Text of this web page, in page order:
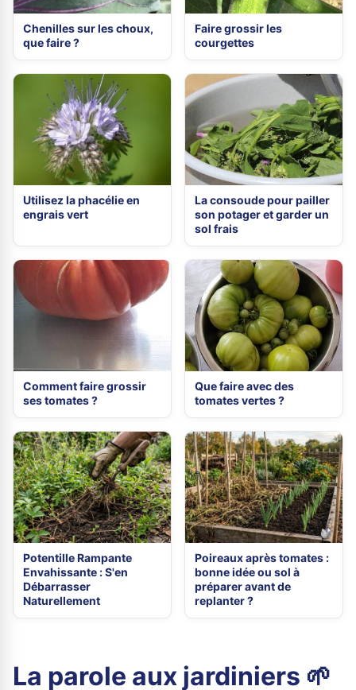
Chenilles sur les choux,
que faire ?
Faire grossir les
courgettes
Utilisez la phacélie en
engrais vert
La consoude pour pailler
son potager et garder un
sol frais
Comment faire grossir
ses tomates ?
Que faire avec des
tomates vertes ?
Potentille Rampante
Envahissante : S'en
Débarrasser
Naturellement
Poireaux après tomates :
bonne idée ou sol à
préparer avant de
replanter ?
La parole aux jardiniers 🌱